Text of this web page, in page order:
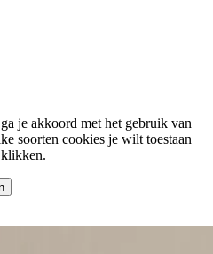
je akkoord met het gebruik van
soorten cookies je wilt toestaan